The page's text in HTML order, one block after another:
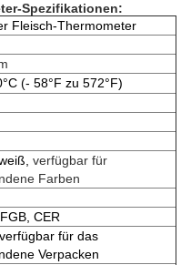
Spezifikationen:
Fleisch-Thermometer
(- 58°F zu 572°F)
verfügbar für
Farben
CER
für das
Verpacken